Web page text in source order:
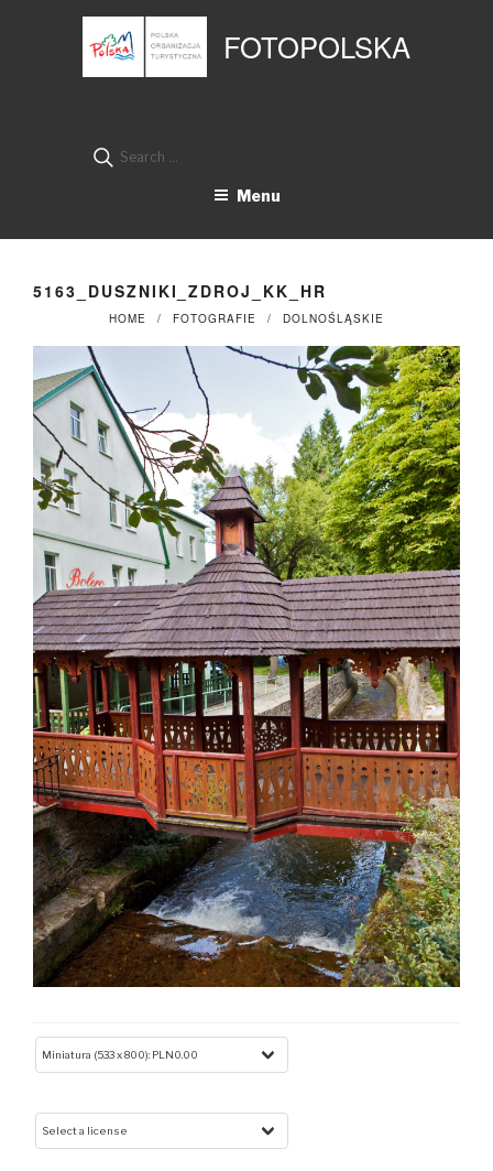
FOTOPOLSKA
Search
Menu
5163_DUSZNIKI_ZDROJ_KK_HR
HOME FOTOGRAFIE DOLNOŚLĄSKIE
Panel zarządzania plikami cookies